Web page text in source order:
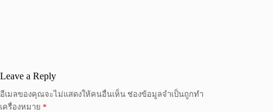
Leave a Reply
อีเมลของคุณจะไม่แสดงให้คนอื่นเห็น ช่องข้อมูลจำเป็นถูกทำ
เครื่องหมาย *